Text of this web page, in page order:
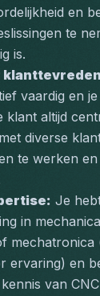
en
te
is.
vaardig en
klant altijd
diverse
te werken en
Je
in
mechatronica
ervaring) en
van